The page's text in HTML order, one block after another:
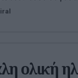
ολική